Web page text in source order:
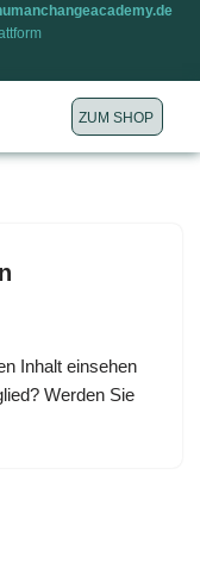
ZUM SHOP
Inhalt einsehen
Werden Sie